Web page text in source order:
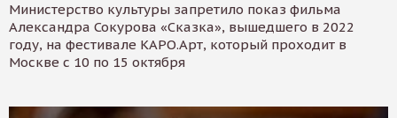
Министерство культуры запретило показ фильма
Александра Сокурова «Сказка», вышедшего в 2022
году, на фестивале КАРО.Арт, который проходит в
Москве с 10 по 15 октября